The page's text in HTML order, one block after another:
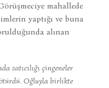
mahallede
yaptığı ve buna
alınan
satıcılığı çingeneler
Oğluyla birlikte